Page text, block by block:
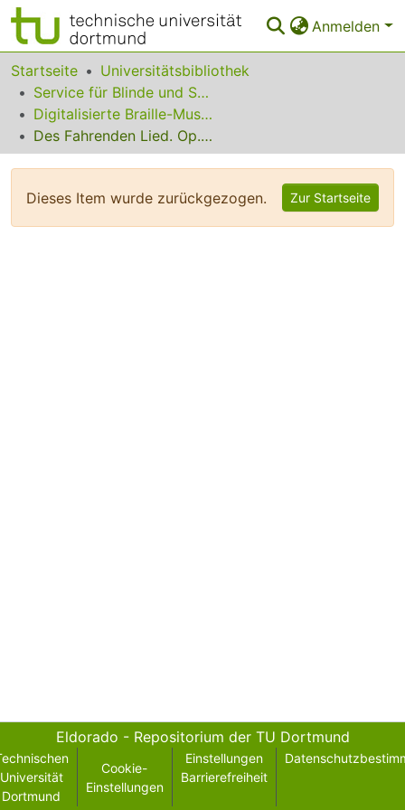
Anmelden
Bereiche & Sammlungen
Das gesamte Repositorium
Statistiken
Startseite
Universitätsbibliothek
Service für Blinde und Sehbehinderte
Digitalisierte Braille-Musik-Matrizen des VzfB
Des Fahrenden Lied. Op. 19 Nr.3
Dieses Item wurde zurückgezogen. Zur Startseite
Eldorado - Repositorium der TU Dortmund
Universität
Dortmund
Cookie-
Einstellungen
Einstellungen
Barrierefreiheit